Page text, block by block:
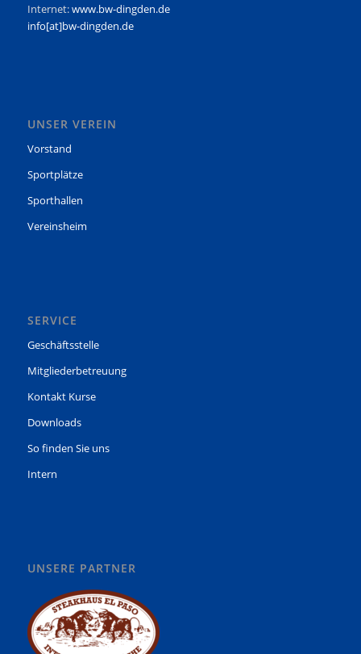
Internet:www.bw-dingden.de
info[at]bw-dingden.de
UNSER VEREIN
Vorstand
Sportplätze
Sporthallen
Vereinsheim
SERVICE
Geschäftsstelle
Mitgliederbetreuung
Kontakt Kurse
Downloads
So finden Sie uns
Intern
UNSERE PARTNER